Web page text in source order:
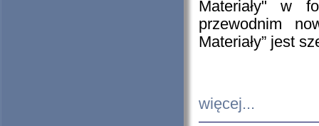
Materiały" w
przewodnim
Materiały” jest
więcej...